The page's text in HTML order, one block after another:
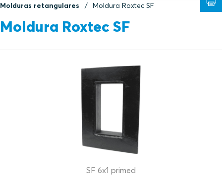
Molduras retangulares
Moldura Roxtec SF
Moldura Roxtec SF
SF 6x1 primed